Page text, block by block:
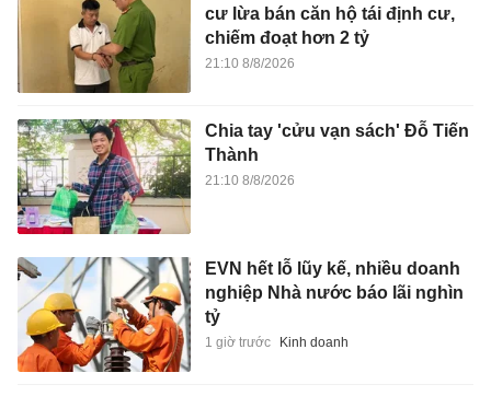
cư lừa bán căn hộ tái định cư,
chiếm đoạt hơn 2 tỷ
21:10 8/8/2026
Chia tay 'cửu vạn sách' Đỗ Tiến
Thành
21:10 8/8/2026
EVN hết lỗ lũy kế, nhiều doanh
nghiệp Nhà nước báo lãi nghìn
tỷ
1 giờ trước Kinh doanh